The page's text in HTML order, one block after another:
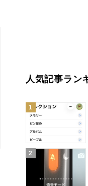
人気記事ラン